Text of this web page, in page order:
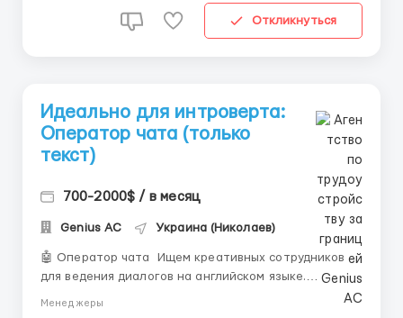
Откликнуться
Идеально для интроверта:
Оператор чата (только
текст)
700-2000$ / в месяц
Genius AС Украина (Николаев)
🤖 Оператор чата Ищем креативных сотрудников
для ведения диалогов на английском языке.
Менеджеры